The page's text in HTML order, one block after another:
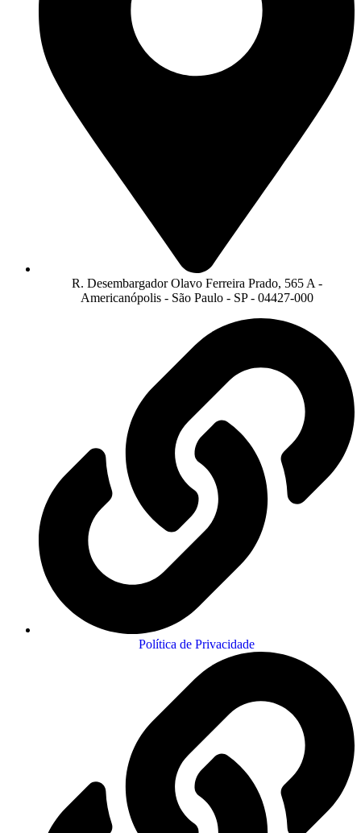
R. Desembargador Olavo Ferreira Prado, 565 A -
Americanópolis - São Paulo - SP - 04427-000
Política de Privacidade